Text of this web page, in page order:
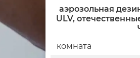
аэрозольная
ULV,
комната